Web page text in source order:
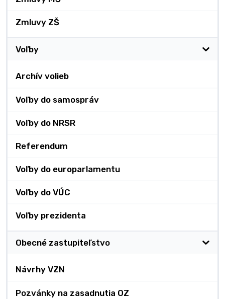
Zmluvy ZŠ
Voľby
Archív volieb
Voľby do samospráv
Voľby do NRSR
Referendum
Voľby do europarlamentu
Voľby do VÚC
Voľby prezidenta
Obecné zastupiteľstvo
Návrhy VZN
Pozvánky na zasadnutia OZ